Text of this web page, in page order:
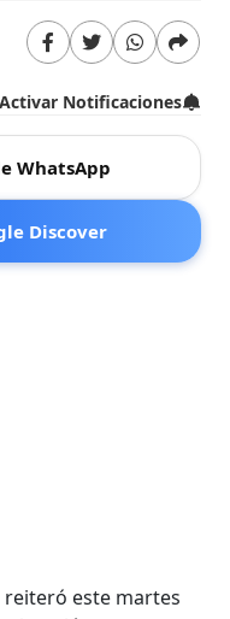
Activar Notificaciones
WhatsApp
Discover
reiteró este martes